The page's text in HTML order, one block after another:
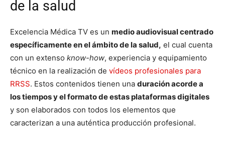
de la salud
Excelencia Médica TV es un medio audiovisual centrado
específicamente en el ámbito de la salud, el cual cuenta
con un extenso know-how, experiencia y equipamiento
técnico en la realización de vídeos profesionales para
RRSS. Estos contenidos tienen una duración acorde a
los tiempos y el formato de estas plataformas digitales
y son elaborados con todos los elementos que
caracterizan a una auténtica producción profesional.